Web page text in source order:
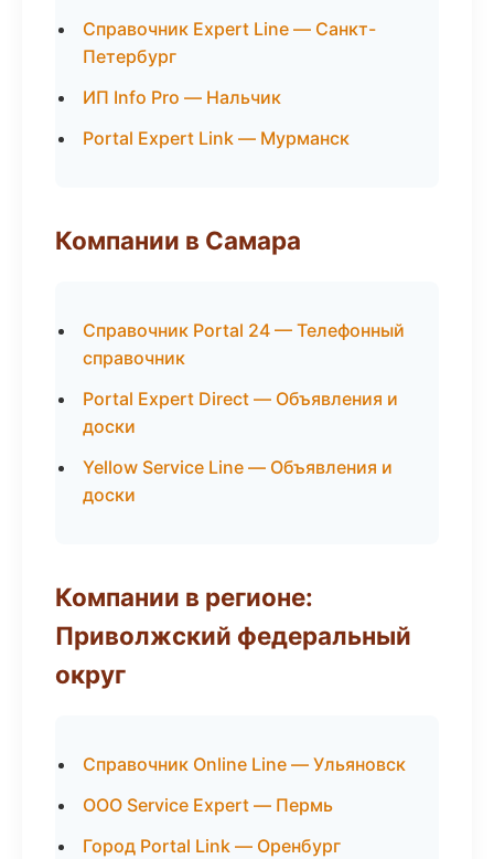
Справочник Expert Line — Санкт-
Петербург
ИП Info Pro — Нальчик
Portal Expert Link — Мурманск
Компании в Самара
Справочник Portal 24 — Телефонный
справочник
Portal Expert Direct — Объявления и
доски
Yellow Service Line — Объявления и
доски
Компании в регионе:
Приволжский федеральный
округ
Справочник Online Line — Ульяновск
ООО Service Expert — Пермь
Город Portal Link — Оренбург